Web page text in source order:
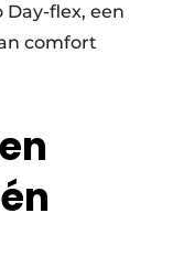
flex, een
comfort